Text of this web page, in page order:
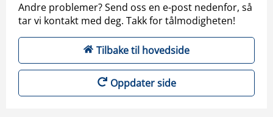
Andre problemer? Send oss en e-post nedenfor, så
tar vi kontakt med deg. Takk for tålmodigheten!
Tilbake til hovedside
Oppdater side